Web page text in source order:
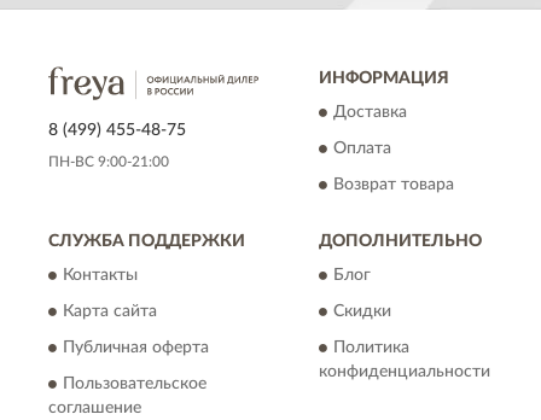
8 (499) 455-48-75
ПН-ВС 9:00-21:00
ИНФОРМАЦИЯ
Доставка
Оплата
Возврат товара
СЛУЖБА ПОДДЕРЖКИ
Контакты
Карта сайта
Публичная оферта
Пользовательское
соглашение
ДОПОЛНИТЕЛЬНО
Блог
Скидки
Политика
конфиденциальности